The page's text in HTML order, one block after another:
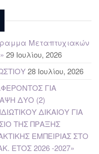
Μεταπτυχιακών
29 Ιουλίου, 2026
28 Ιουλίου, 2026
ΓΙΑ
ΔΥΟ (2)
ΔΙΚΑΙΟΥ ΓΙΑ
ΤΗΣ ΠΡΑΞΗΣ
ΕΜΠΕΙΡΙΑΣ ΣΤΟ
ΕΤΟΣ 2026 -2027»